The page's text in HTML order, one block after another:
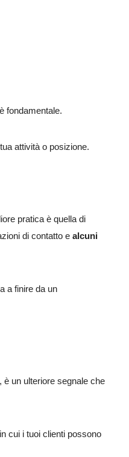
fondamentale.
attività o posizione.
pratica è quella di
di contatto e alcuni
a finire da un
un ulteriore segnale che
cui i tuoi clienti possono